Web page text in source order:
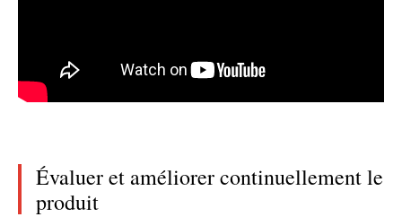
Évaluer et améliorer continuellement le
produit